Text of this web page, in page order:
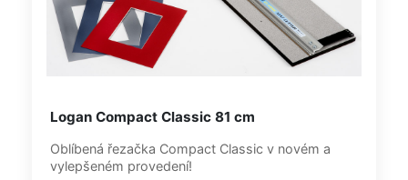
Logan Compact Classic 81 cm
Oblíbená řezačka Compact Classic v novém a
vylepšeném provedení!